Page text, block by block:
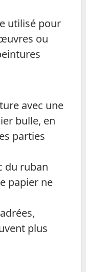
utilisé pour
ou
avec une
bulle, en
parties
du ruban
papier ne
plus